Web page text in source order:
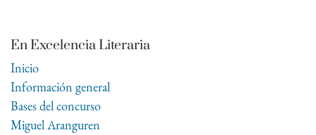
En Excelencia Literaria
Inicio
Información general
Bases del concurso
Miguel Aranguren